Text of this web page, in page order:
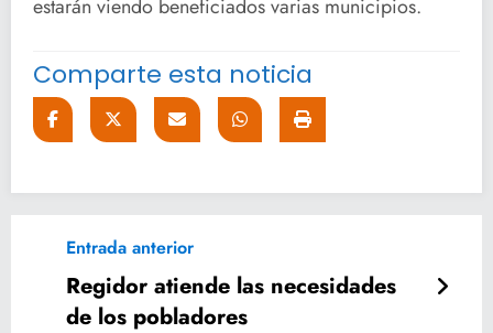
estarán viendo beneficiados varias municipios.
Comparte esta noticia
Entrada anterior
Regidor atiende las necesidades
de los pobladores